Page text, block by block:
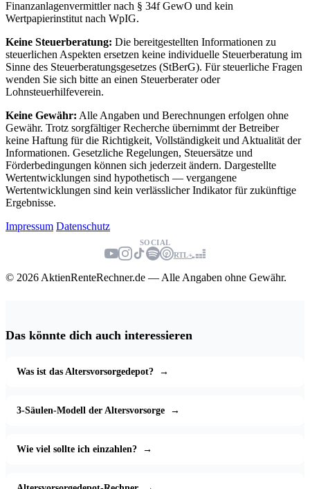
Finanzanlagenvermittler nach § 34f GewO und kein
Wertpapierinstitut nach WpIG.
Keine Steuerberatung: Die bereitgestellten Informationen zu
steuerlichen Aspekten ersetzen keine individuelle Steuerberatung im
Sinne des Steuerberatungsgesetzes (StBerG). Für steuerliche Fragen
wenden Sie sich bitte an einen Steuerberater oder
Lohnsteuerhilfeverein.
Keine Gewähr: Alle Angaben und Berechnungen erfolgen ohne
Gewähr. Trotz sorgfältiger Recherche übernimmt der Betreiber
keine Haftung für die Richtigkeit, Vollständigkeit und Aktualität der
Informationen. Gesetzliche Regelungen, Steuersätze und
Förderbedingungen können sich jederzeit ändern. Dargestellte
Wertentwicklungen sind hypothetisch — vergangene
Wertentwicklungen sind kein verlässlicher Indikator für zukünftige
Ergebnisse.
Impressum Datenschutz
SOCIAL
RTL+
© 2026 AktienRenteRechner.de — Alle Angaben ohne Gewähr.
Das könnte dich auch interessieren
Was ist das Altersvorsorgedepot? →
3-Säulen-Modell der Altersvorsorge →
Wie viel sollte ich einzahlen? →